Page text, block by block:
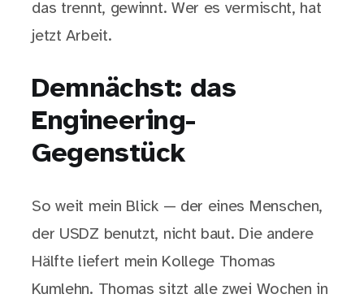
das trennt, gewinnt. Wer es vermischt, hat
jetzt Arbeit.
Demnächst: das
Engineering-
Gegenstück
So weit mein Blick — der eines Menschen,
der USDZ benutzt, nicht baut. Die andere
Hälfte liefert mein Kollege Thomas
Kumlehn. Thomas sitzt alle zwei Wochen in